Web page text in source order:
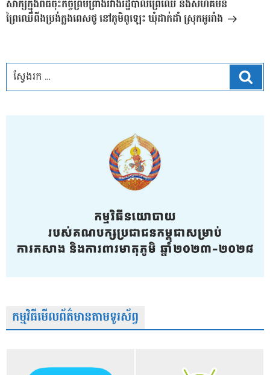
សាក្សីក្នុងពិធីចុះកិច្ចព្រមព្រាងរវាងរដ្ឋបាលព្រៃឈើ និងសហគមន៍
ព្រៃឈើពីងប្រង់ក្លងពេសថូ នៅភូមិពូឡេះ ឃុំដាក់ដាំ ស្រុកអូររាំង
កម្មវិធីមើលព័ត៌មានតាមទូរស័ព្វ